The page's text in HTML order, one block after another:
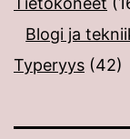
Blogi ja
Typeryys (42)